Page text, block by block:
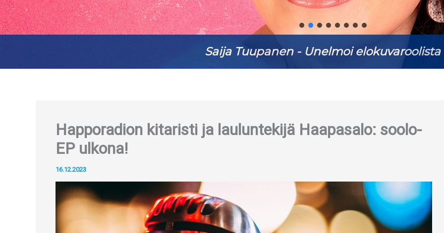
Saija Tuupanen - Unelmoi elokuvaroolista
Happoradion kitaristi ja lauluntekijä Haapasalo: soolo-
EP ulkona!
16.12.2023